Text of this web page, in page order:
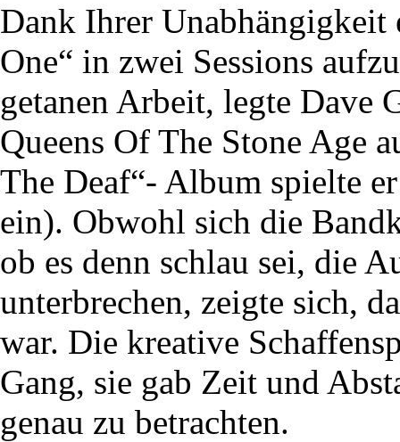
Dank Ihrer Unabhängigkeit
One“ in zwei Sessions
getanen Arbeit, legte Dave
Queens Of The Stone Age
The Deaf“- Album spielte
ein). Obwohl sich die
ob es denn schlau sei, die
unterbrechen, zeigte sich,
war. Die kreative
Gang, sie gab Zeit und
genau zu betrachten.